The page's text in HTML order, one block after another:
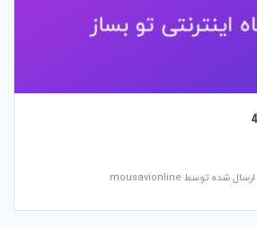
ارسال شده توسط mousavionline